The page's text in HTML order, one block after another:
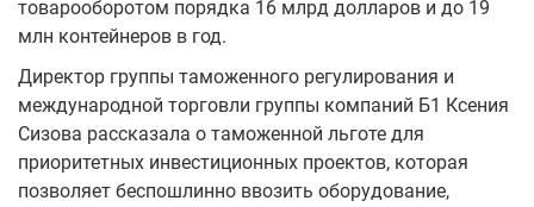
товарооборотом порядка 16 млрд долларов и до 19
млн контейнеров в год.
Директор группы таможенного регулирования и
международной торговли группы компаний Б1 Ксения
Сизова рассказала о таможенной льготе для
приоритетных инвестиционных проектов, которая
позволяет беспошлинно ввозить оборудование,